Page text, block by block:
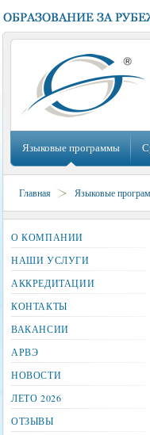
Языковые программы
Главная Языковые
О КОМПАНИИ
НАШИ УСЛУГИ
АККРЕДИТАЦИИ
КОНТАКТЫ
ВАКАНСИИ
АРВЭ
НОВОСТИ
ЛЕТО 2026
ОТЗЫВЫ